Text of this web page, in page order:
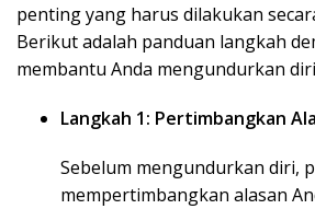
penting yang harus dilakukan
Berikut adalah panduan langkah
membantu Anda mengundurkan
Langkah 1: Pertimbangkan
Sebelum mengundurkan diri,
mempertimbangkan alasan